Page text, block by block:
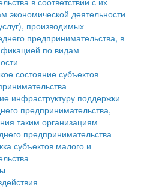
регламентов
проектирования
и застройки
экономической деятельности
производимых
предпринимательства, в
по видам
состояние субъектов
инфраструктуру поддержки
предпринимательства,
таким организациям
предпринимательства
субъектов малого и